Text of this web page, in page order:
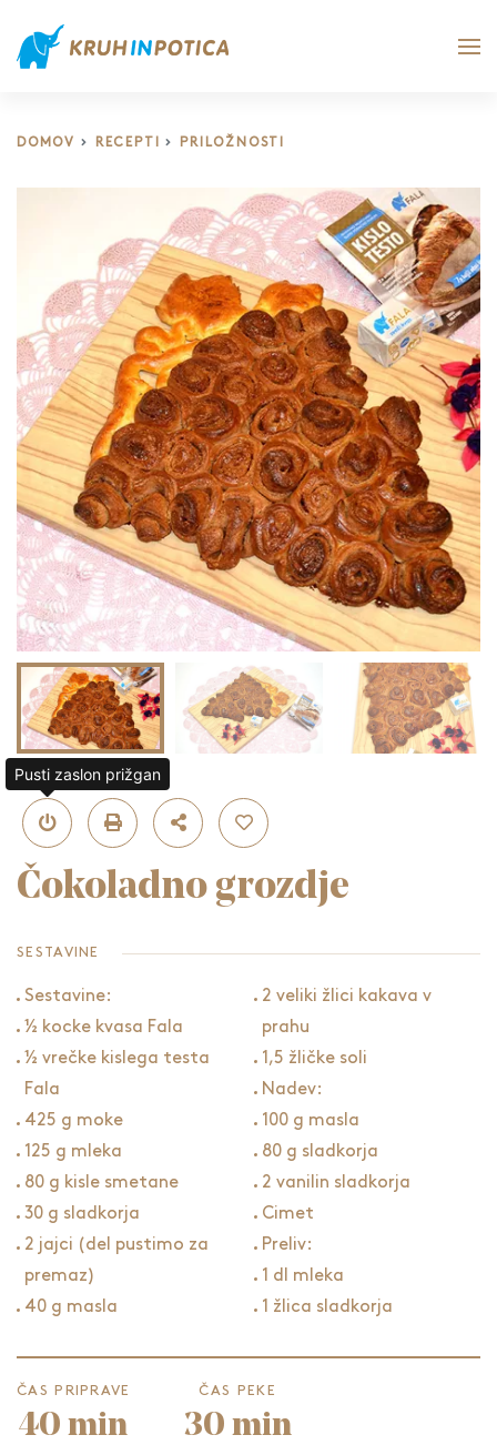
DOMOV RECEPTI PRILOŽNOSTI
Čokoladno grozdje
SESTAVINE
Sestavine:
½ kocke kvasa Fala
½ vrečke kislega testa
Fala
425 g moke
125 g mleka
80 g kisle smetane
30 g sladkorja
2 jajci (del pustimo za
premaz)
40 g masla
2 veliki žlici kakava v
prahu
1,5 žličke soli
Nadev:
100 g masla
80 g sladkorja
2 vanilin sladkorja
Cimet
Preliv:
1 dl mleka
1 žlica sladkorja
ČAS PRIPRAVE
40 min
ČAS PEKE
30 min
Pusti zaslon prižgan